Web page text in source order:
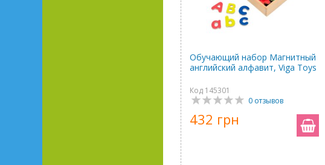
Обучающий набор Магнитный
английский алфавит, Viga Toys
Код 145301
0 отзывов
432 грн